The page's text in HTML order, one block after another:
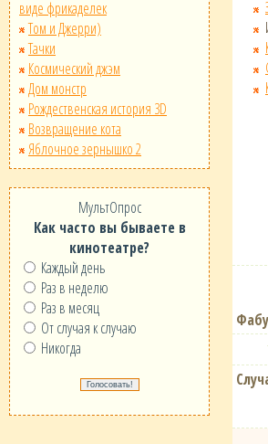
виде фрикаделек
Том и Джерри)
Тачки
Космический джэм
Дом монстр
Рождественская история 3D
Возвращение кота
Яблочное зернышко 2
МультОпрос
Как часто вы бываете в
кинотеатре?
Каждый день
Раз в неделю
Раз в месяц
От случая к случаю
Никогда